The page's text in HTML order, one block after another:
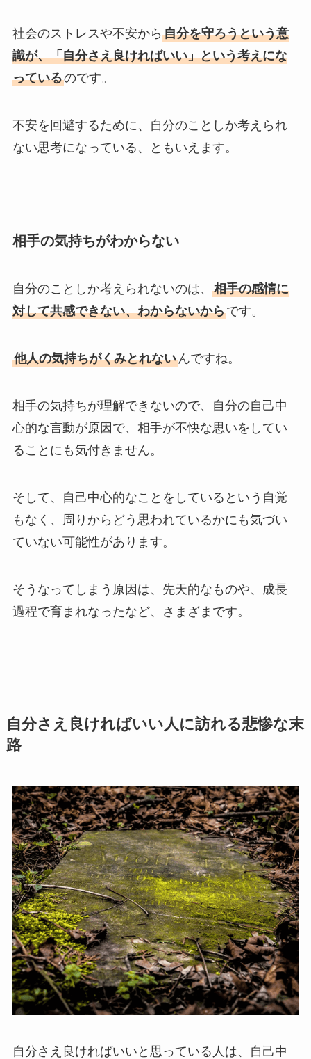
社会のストレスや不安から 自分を守ろうという意
識が、「自分さえ良ければいい」という考えにな
っているのです。
不安を回避するために、自分のことしか考えられ
ない思考になっている、ともいえます。
相手の気持ちがわからない
自分のことしか考えられないのは、 相手の感情に
対して共感できない、わからないからです。
他人の気持ちがくみとれないんですね。
相手の気持ちが理解できないので、自分の自己中
心的な言動が原因で、相手が不快な思いをしてい
ることにも気付きません。
そして、自己中心的なことをしているという自覚
もなく、周りからどう思われているかにも気づい
ていない可能性があります。
そうなってしまう原因は、先天的なものや、成長
過程で育まれなったなど、さまざまです。
自分さえ良ければいい人に訪れる悲惨な末
路
自分さえ良ければいいと思っている人は、自己中